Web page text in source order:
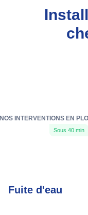
NOS INTERVENTIONS EN
Sous 40 min
Fuite d'eau